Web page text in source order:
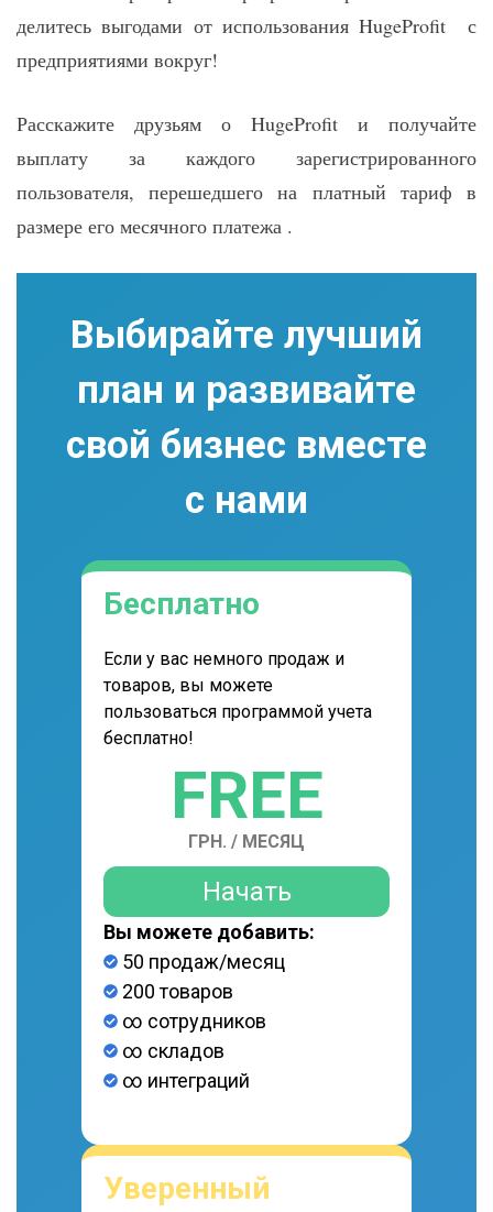
делитесь выгодами от использования HugeProfit с
предприятиями вокруг!
Расскажите друзьям о HugeProfit и получайте
выплату за каждого зарегистрированного
пользователя, перешедшего на платный тариф в
размере его месячного платежа .
Выбирайте лучший
план и развивайте
свой бизнес вместе
с нами
Бесплатно
Если у вас немного продаж и
товаров, вы можете
пользоваться программой учета
бесплатно!
FREE
ГРН. / МЕСЯЦ
Начать
Вы можете добавить:
50 продаж/месяц
200 товаров
∞ сотрудников
∞ складов
∞ интеграций
Уверенный